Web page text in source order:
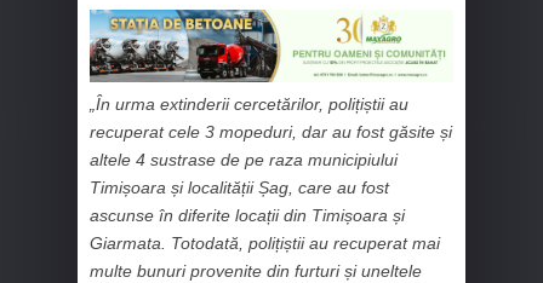
„În urma extinderii cercetărilor, polițiștii au
recuperat cele 3 mopeduri, dar au fost găsite și
altele 4 sustrase de pe raza municipiului
Timișoara și localității Șag, care au fost
ascunse în diferite locații din Timișoara și
Giarmata. Totodată, polițiștii au recuperat mai
multe bunuri provenite din furturi și uneltele